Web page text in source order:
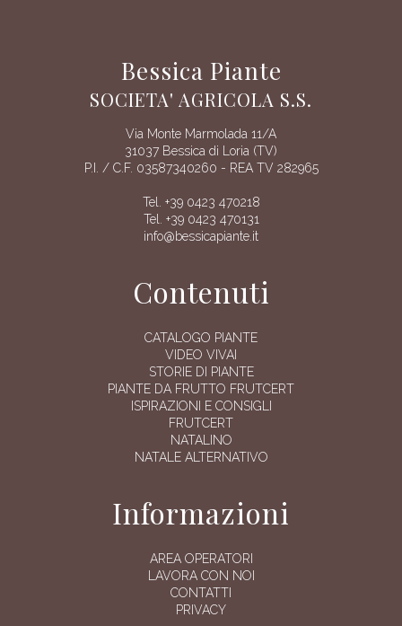
Bessica Piante
SOCIETA' AGRICOLA S.S.
Via Monte Marmolada 11/A
31037 Bessica di Loria (TV)
P.I. / C.F. 03587340260 - REA TV 282965
Tel. +39 0423 470218
Tel. +39 0423 470131
info@bessicapiante.it
Contenuti
CATALOGO PIANTE
VIDEO VIVAI
STORIE DI PIANTE
PIANTE DA FRUTTO FRUTCERT
ISPIRAZIONI E CONSIGLI
FRUTCERT
NATALINO
NATALE ALTERNATIVO
Informazioni
AREA OPERATORI
LAVORA CON NOI
CONTATTI
PRIVACY